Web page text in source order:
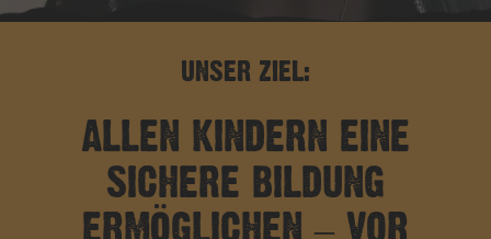
UNSER ZIEL:
ALLEN KINDERN EINE
SICHERE BILDUNG
ERMÖGLICHEN – VOR